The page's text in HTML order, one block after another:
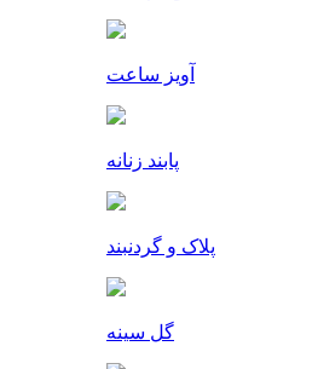
آویز ساعت
پابند زنانه
پلاک و گردنبند
گل سینه